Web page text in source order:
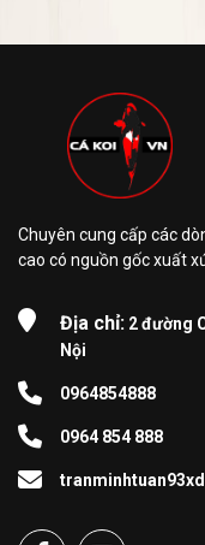
Chuyên cung cấp các
cao có nguồn gốc xuất
Địa chỉ: 2 đường
Nội
0964854888
0964 854 888